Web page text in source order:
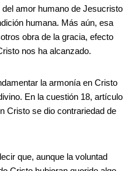
amor humano de Jesucristo
humana. Más aún, esa
obra de la gracia, efecto
nos ha alcanzado.
la armonía en Cristo
En la cuestión 18, artículo
Cristo se dio contrariedad de
que, aunque la voluntad